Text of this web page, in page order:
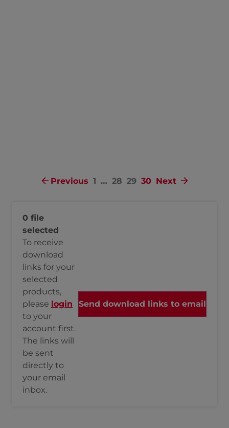
Previous 1 … 28 29 30 Next
0 file
selected
To receive
download
links for your
selected
products,
please login
to your
account first.
The links will
be sent
directly to
your email
inbox.